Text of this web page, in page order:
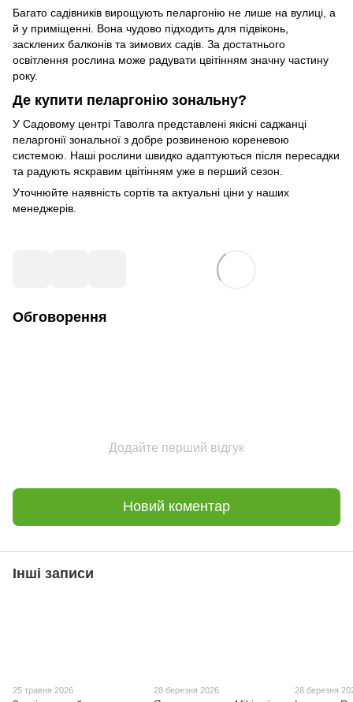
Багато садівників вирощують пеларгонію не лише на вулиці, а
й у приміщенні. Вона чудово підходить для підвіконь,
засклених балконів та зимових садів. За достатнього
освітлення рослина може радувати цвітінням значну частину
року.
Де купити пеларгонію зональну?
У Садовому центрі Таволга представлені якісні саджанці
пеларгонії зональної з добре розвиненою кореневою
системою. Наші рослини швидко адаптуються після пересадки
та радують яскравим цвітінням уже в перший сезон.
Уточнюйте наявність сортів та актуальні ціни у наших
менеджерів.
Обговорення
Додайте перший відгук
Новий коментар
Інші записи
25 травня 2026 28 березня 2026 28 березня